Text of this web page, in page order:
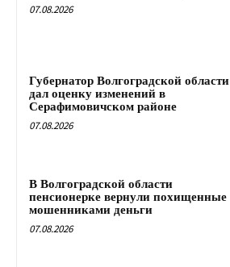
07.08.2026
Губернатор Волгоградской области
дал оценку изменений в
Серафимовичском районе
07.08.2026
В Волгоградской области
пенсионерке вернули похищенные
мошенниками деньги
07.08.2026